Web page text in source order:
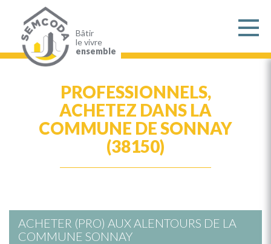
contenu
principal
Bâtir
le vivre
ensemble
PROFESSIONNELS,
ACHETEZ DANS LA
COMMUNE DE SONNAY
(38150)
ACHETER (PRO) AUX ALENTOURS DE LA
COMMUNE SONNAY